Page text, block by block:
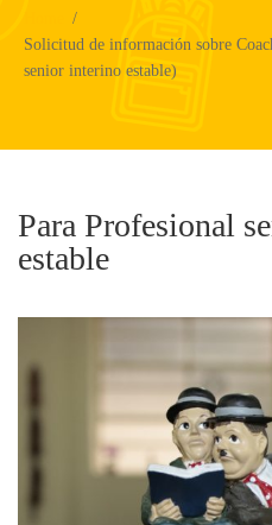
Solicitud de información sobre
senior interino estable)
Para Profesional
estable